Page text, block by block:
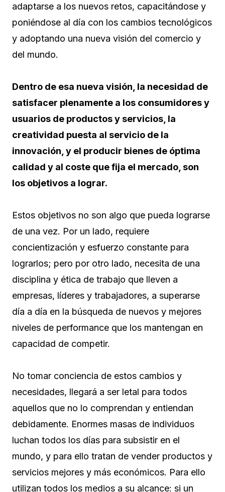
adaptarse a los nuevos retos, capacitándose y
poniéndose al día con los cambios tecnológicos
y adoptando una nueva visión del comercio y
del mundo.
Dentro de esa nueva visión, la necesidad de
satisfacer plenamente a los consumidores y
usuarios de productos y servicios, la
creatividad puesta al servicio de la
innovación, y el producir bienes de óptima
calidad y al coste que fija el mercado, son
los objetivos a lograr.
Estos objetivos no son algo que pueda lograrse
de una vez. Por un lado, requiere
concientización y esfuerzo constante para
lograrlos; pero por otro lado, necesita de una
disciplina y ética de trabajo que lleven a
empresas, líderes y trabajadores, a superarse
día a día en la búsqueda de nuevos y mejores
niveles de performance que los mantengan en
capacidad de competir.
No tomar conciencia de estos cambios y
necesidades, llegará a ser letal para todos
aquellos que no lo comprendan y entiendan
debidamente. Enormes masas de individuos
luchan todos los días para subsistir en el
mundo, y para ello tratan de vender productos y
servicios mejores y más económicos. Para ello
utilizan todos los medios a su alcance: si un